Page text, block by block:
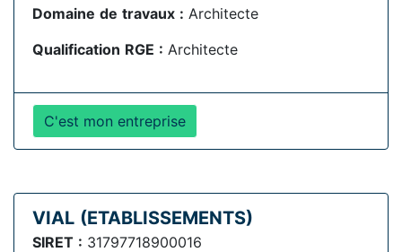
Domaine de travaux : Architecte
Qualification RGE : Architecte
C'est mon entreprise
VIAL (ETABLISSEMENTS)
SIRET : 31797718900016